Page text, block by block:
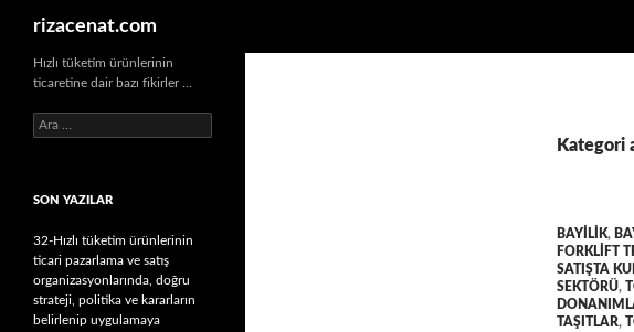
rizacenat.com
Kategori
BAYILIK,
FORKLIFT
SATIŞTA
SEKTÖRÜ,
TAŞITLAR,
Hızlı tüketim ürünlerinin
ticaretine dair bazı fikirler …
A
r
a
SON YAZILAR
32-Hızlı tüketim ürünlerinin
ticari pazarlama ve satış
organizasyonlarında, doğru
strateji, politika ve kararların
belirlenip uygulamaya